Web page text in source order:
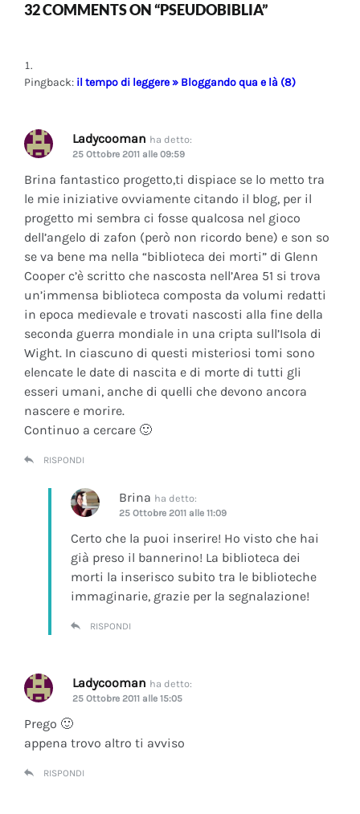
32 COMMENTS ON “PSEUDOBIBLIA”
Pingback: il tempo di leggere » Bloggando qua e là (8)
Ladycooman ha detto:
25 Ottobre 2011 alle 09:59
Brina fantastico progetto,ti dispiace se lo metto tra
le mie iniziative ovviamente citando il blog, per il
progetto mi sembra ci fosse qualcosa nel gioco
dell’angelo di zafon (però non ricordo bene) e son so
se va bene ma nella “biblioteca dei morti” di Glenn
Cooper c’è scritto che nascosta nell’Area 51 si trova
un’immensa biblioteca composta da volumi redatti
in epoca medievale e trovati nascosti alla fine della
seconda guerra mondiale in una cripta sull’Isola di
Wight. In ciascuno di questi misteriosi tomi sono
elencate le date di nascita e di morte di tutti gli
esseri umani, anche di quelli che devono ancora
nascere e morire.
Continuo a cercare 🙂
RISPONDI
Brina ha detto:
25 Ottobre 2011 alle 11:09
Certo che la puoi inserire! Ho visto che hai
già preso il bannerino! La biblioteca dei
morti la inserisco subito tra le biblioteche
immaginarie, grazie per la segnalazione!
RISPONDI
Ladycooman ha detto:
25 Ottobre 2011 alle 15:05
Prego 🙂
appena trovo altro ti avviso
RISPONDI